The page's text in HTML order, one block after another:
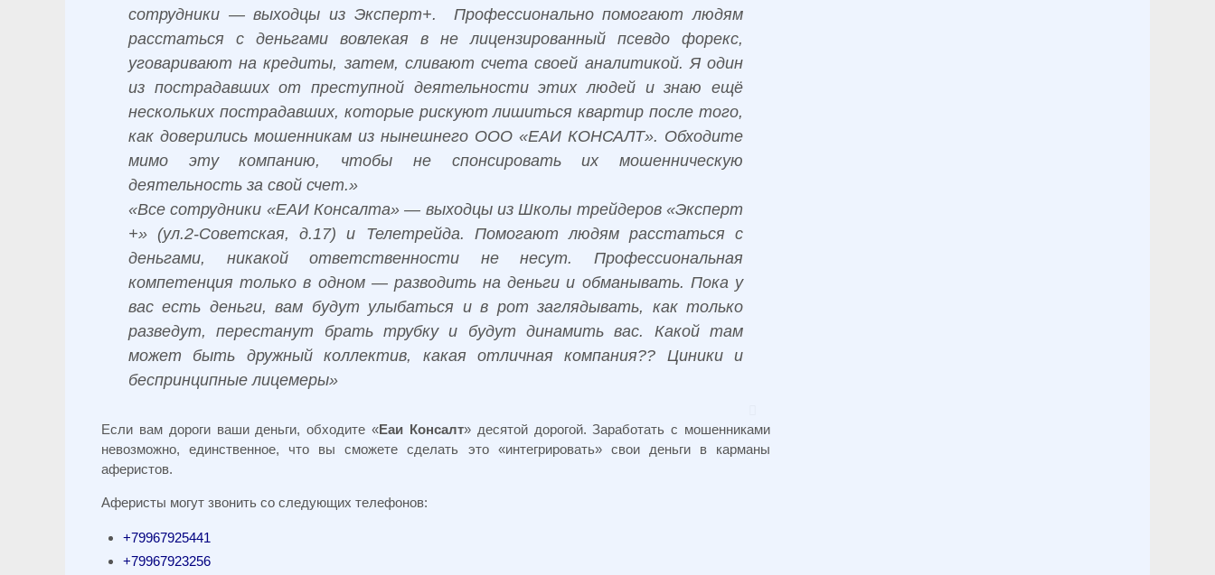
сотрудники — выходцы из Эксперт+. Профессионально помогают людям
расстаться с деньгами вовлекая в не лицензированный псевдо форекс,
уговаривают на кредиты, затем, сливают счета своей аналитикой. Я один
из пострадавших от преступной деятельности этих людей и знаю ещё
нескольких пострадавших, которые рискуют лишиться квартир после того,
как доверились мошенникам из нынешнего ООО «ЕАИ КОНСАЛТ». Обходите
мимо эту компанию, чтобы не спонсировать их мошенническую
деятельность за свой счет.»
«Все сотрудники «ЕАИ Консалта» — выходцы из Школы трейдеров «Эксперт
+» (ул.2-Советская, д.17) и Телетрейда. Помогают людям расстаться с
деньгами, никакой ответственности не несут. Профессиональная
компетенция только в одном — разводить на деньги и обманывать. Пока у
вас есть деньги, вам будут улыбаться и в рот заглядывать, как только
разведут, перестанут брать трубку и будут динамить вас. Какой там
может быть дружный коллектив, какая отличная компания?? Циники и
беспринципные лицемеры»
Если вам дороги ваши деньги, обходите «Еаи Консалт» десятой дорогой. Заработать с мошенниками
невозможно, единственное, что вы сможете сделать это «интегрировать» свои деньги в карманы
аферистов.
Аферисты могут звонить со следующих телефонов:
+79967925441
+79967923256